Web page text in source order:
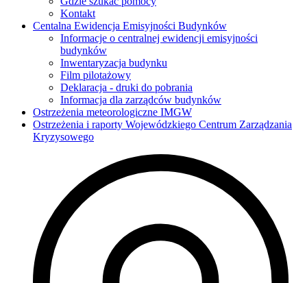
Kontakt
Centalna Ewidencja Emisyjności Budynków
Informacje o centralnej ewidencji emisyjności
budynków
Inwentaryzacja budynku
Film pilotażowy
Deklaracja - druki do pobrania
Informacja dla zarządców budynków
Ostrzeżenia meteorologiczne IMGW
Ostrzeżenia i raporty Wojewódzkiego Centrum Zarządzania
Kryzysowego